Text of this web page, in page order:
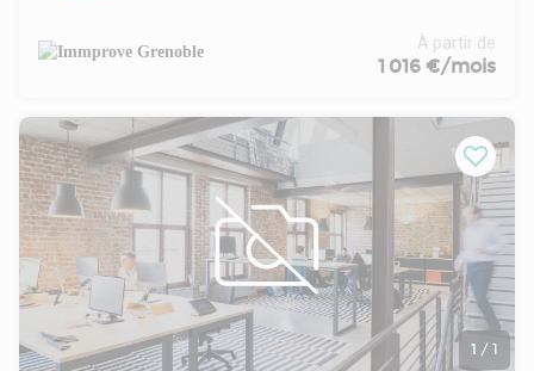
exceptionnelle de location dans un immeuble de standing
offrant 446 m² d'espaces modulables, divisibles à partir de
parfait pour accueillir votre entreprise. Ne manquez pas
cette occasion unique de louer un espace adapté à vos
besoins à Grenoble. Contactez-nous dès maintenant pour
plus d'informations et pour organiser une visite.
. Immeuble récent
. Portail d'accès
. Parties communes de bon standing
. Digicode
. Site clos
. Climatisation réversible
À partir de
1 016 €/mois
1 / 1